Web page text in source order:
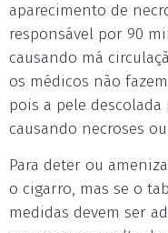
aparecimento de
responsável por 90
causando má
os médicos não
pois a pele
causando necroses
Para deter ou
o cigarro, mas se o
medidas devem ser